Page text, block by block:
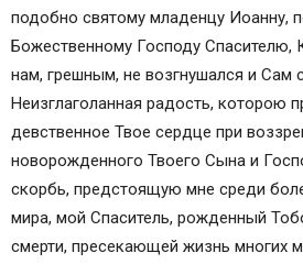
подобно святому младенцу Иоанну,
Божественному Господу Спасителю,
нам, грешным, не возгнушался и Сам
Неизглаголанная радость, которою
девственное Твое сердце при
новорожденного Твоего Сына и
скорбь, предстоящую мне среди
мира, мой Спаситель, рожденный
смерти, пресекающей жизнь многих